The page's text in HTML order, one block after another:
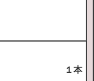
１本